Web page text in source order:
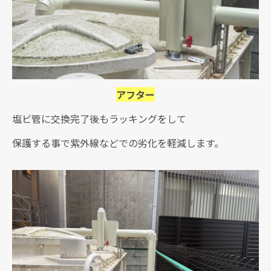
アフター
塩ビ管に交換完了後もラッキングをして
保護する事で紫外線などでの劣化を軽減します。